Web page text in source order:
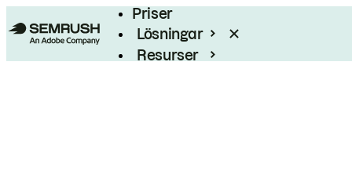
Priser
Lösningar
Resurser